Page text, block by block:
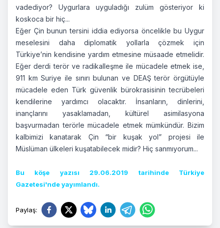
vadediyor? Uygurlara uyguladığı zulüm gösteriyor ki
koskoca bir hiç...
Eğer Çin bunun tersini iddia ediyorsa öncelikle bu Uygur
meselesini daha diplomatik yollarla çözmek için
Türkiye’nin kendisine yardım etmesine müsaade etmelidir.
Eğer derdi terör ve radikalleşme ile mücadele etmek ise,
911 km Suriye ile sınırı bulunan ve DEAŞ terör örgütüyle
mücadele eden Türk güvenlik bürokrasisinin tecrübeleri
kendilerine yardımcı olacaktır. İnsanların, dinlerini,
inançlarını yasaklamadan, kültürel asimilasyona
başvurmadan terörle mücadele etmek mümkündür. Bizim
kalbimizi kanatarak Çin “bir kuşak yol” projesi ile
Müslüman ülkeleri kuşatabilecek midir? Hiç sanmıyorum...
Bu köşe yazısı 29.06.2019 tarihinde Türkiye
Gazetesi'nde yayımlandı.
Paylaş: